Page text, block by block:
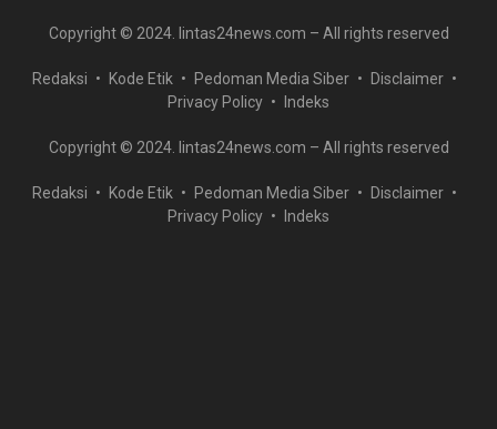
Copyright © 2024. lintas24news.com – All rights reserved
Redaksi Kode Etik Pedoman Media Siber
Disclaimer
Privacy Policy
Indeks
Copyright © 2024. lintas24news.com – All rights reserved
Redaksi Kode Etik Pedoman Media Siber
Disclaimer
Privacy Policy
Indeks